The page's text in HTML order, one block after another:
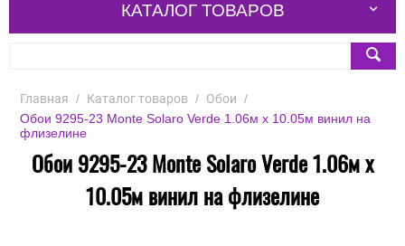
КАТАЛОГ ТОВАРОВ
Главная / Каталог товаров / Обои /
Обои 9295-23 Monte Solaro Verde 1.06м x 10.05м винил на
флизелине
Обои 9295-23 Monte Solaro Verde 1.06м x
10.05м винил на флизелине